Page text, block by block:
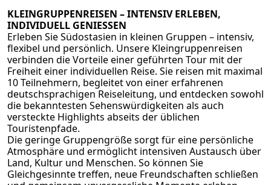
KLEINGRUPPENREISEN – INTENSIV ERLEBEN,
INDIVIDUELL GENIESSEN
Erleben Sie Südostasien in kleinen Gruppen – intensiv,
flexibel und persönlich. Unsere Kleingruppenreisen
verbinden die Vorteile einer geführten Tour mit der
Freiheit einer individuellen Reise. Sie reisen mit maximal
10 Teilnehmern, begleitet von einer erfahrenen
deutschsprachigen Reiseleitung, und entdecken sowohl
die bekanntesten Sehenswürdigkeiten als auch
versteckte Highlights abseits der üblichen
Touristenpfade.
Die geringe Gruppengröße sorgt für eine persönliche
Atmosphäre und ermöglicht intensiven Austausch über
Land, Kultur und Menschen. So können Sie
Gleichgesinnte treffen, neue Freundschaften schließen